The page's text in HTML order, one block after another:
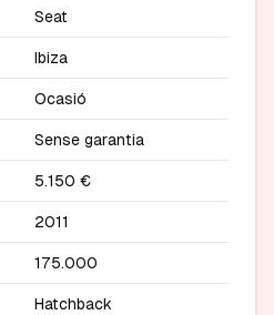
Seat
Ibiza
Ocasió
Sense garantia
5.150 €
2011
175.000
Hatchback